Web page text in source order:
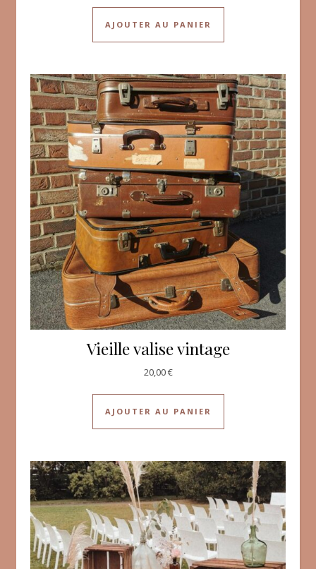
AJOUTER AU PANIER
Vieille valise vintage
20,00€
AJOUTER AU PANIER